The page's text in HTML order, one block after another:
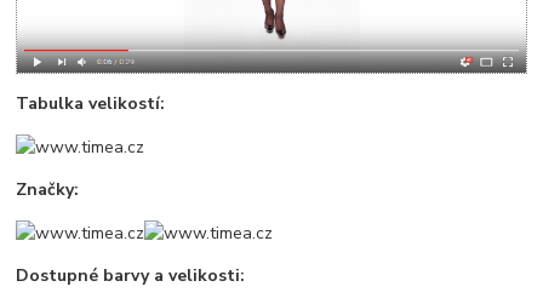
Tabulka velikostí:
Značky:
Dostupné barvy a velikosti: